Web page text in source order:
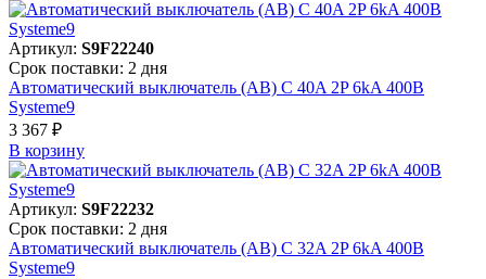
Артикул: S9F22240
Срок поставки: 2 дня
Автоматический выключатель (АВ) C 40A 2P 6kA 400В
Systeme9
3 367 ₽
В корзинy
Артикул: S9F22232
Срок поставки: 2 дня
Автоматический выключатель (АВ) C 32A 2P 6kA 400В
Systeme9